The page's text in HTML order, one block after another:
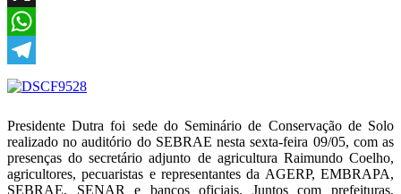
X
WhatsApp
Telegram
Presidente Dutra foi sede do Seminário de Conservação de Solo
realizado no auditório do SEBRAE nesta sexta-feira 09/05, com as
presenças do secretário adjunto de agricultura Raimundo Coelho,
agricultores, pecuaristas e representantes da AGERP, EMBRAPA,
SEBRAE, SENAR e bancos oficiais. Juntos com prefeituras,